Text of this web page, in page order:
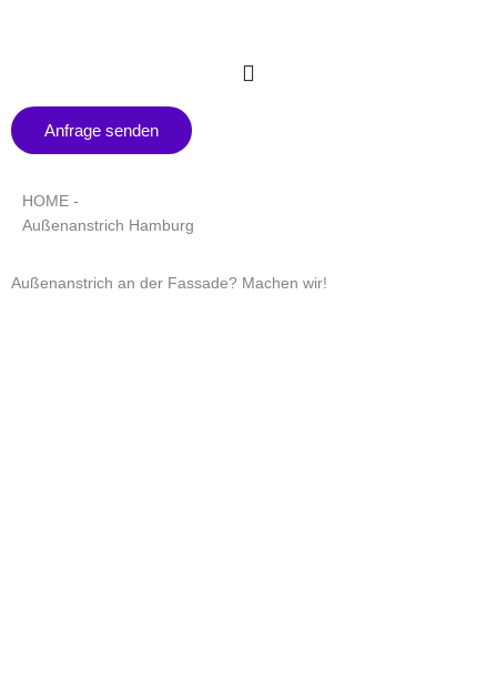
Anfrage senden
HOME -
Außenanstrich Hamburg
Außenanstrich an der Fassade? Machen wir!